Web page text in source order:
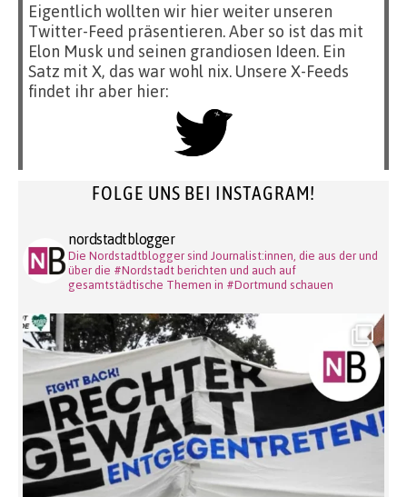
Eigentlich wollten wir hier weiter unseren
Twitter-Feed präsentieren. Aber so ist das mit
Elon Musk und seinen grandiosen Ideen. Ein
Satz mit X, das war wohl nix. Unsere X-Feeds
findet ihr aber hier:
FOLGE UNS BEI INSTAGRAM!
nordstadtblogger
Die Nordstadtblogger sind Journalist:innen, die aus der und
über die #Nordstadt berichten und auch auf
gesamtstädtische Themen in #Dortmund schauen